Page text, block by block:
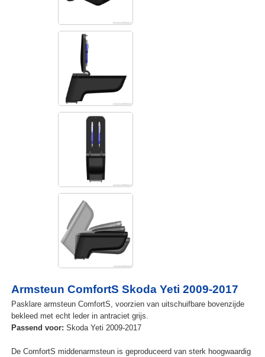
Armsteun ComfortS Skoda Yeti 2009-2017
Pasklare armsteun ComfortS, voorzien van uitschuifbare bovenzijde
bekleed met echt leder in antraciet grijs.
Passend voor: Skoda Yeti 2009-2017
De ComfortS middenarmsteun is geproduceerd van sterk hoogwaardig